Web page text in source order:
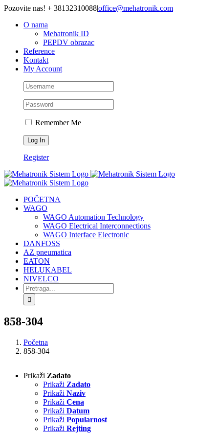
Skip
content
Pozovite nas! + 38132310088|office@mehatronik.com
O nama
Mehatronik ID
PEPDV obrazac
Reference
Kontakt
My Account
Remember Me
Register
POČETNA
WAGO
WAGO Automation Technology
WAGO Electrical Interconnections
WAGO Interface Electronic
DANFOSS
AZ pneumatica
EATON
HELUKABEL
NIVELCO
Search
for:
858-304
Početna
858-304
Prikaži Zadato
Prikaži Zadato
Prikaži Naziv
Prikaži Cena
Prikaži Datum
Prikaži Popularnost
Prikaži Rejting